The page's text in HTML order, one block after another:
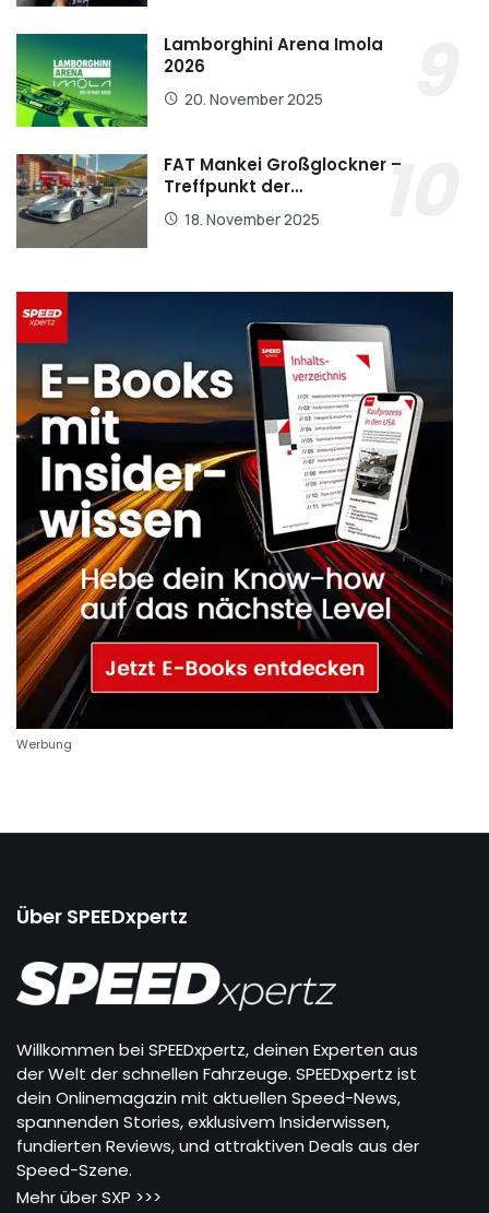
Lamborghini Arena Imola
2026
20. November 2025
FAT Mankei Großglockner –
Treffpunkt der…
18. November 2025
Werbung
Über SPEEDxpertz
Willkommen bei SPEEDxpertz, deinen Experten aus
der Welt der schnellen Fahrzeuge. SPEEDxpertz ist
dein Onlinemagazin mit aktuellen Speed-News,
spannenden Stories, exklusivem Insiderwissen,
fundierten Reviews, und attraktiven Deals aus der
Speed-Szene.
Mehr über SXP >>>